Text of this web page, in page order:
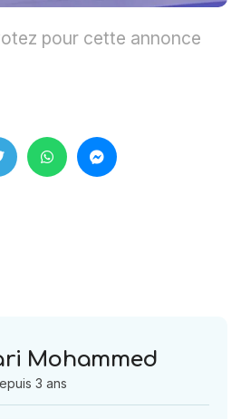
pour cette annonce
Mohammed
3 ans